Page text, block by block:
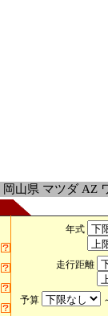
岡山県 マツダ AZ
年式
走行距離
予算